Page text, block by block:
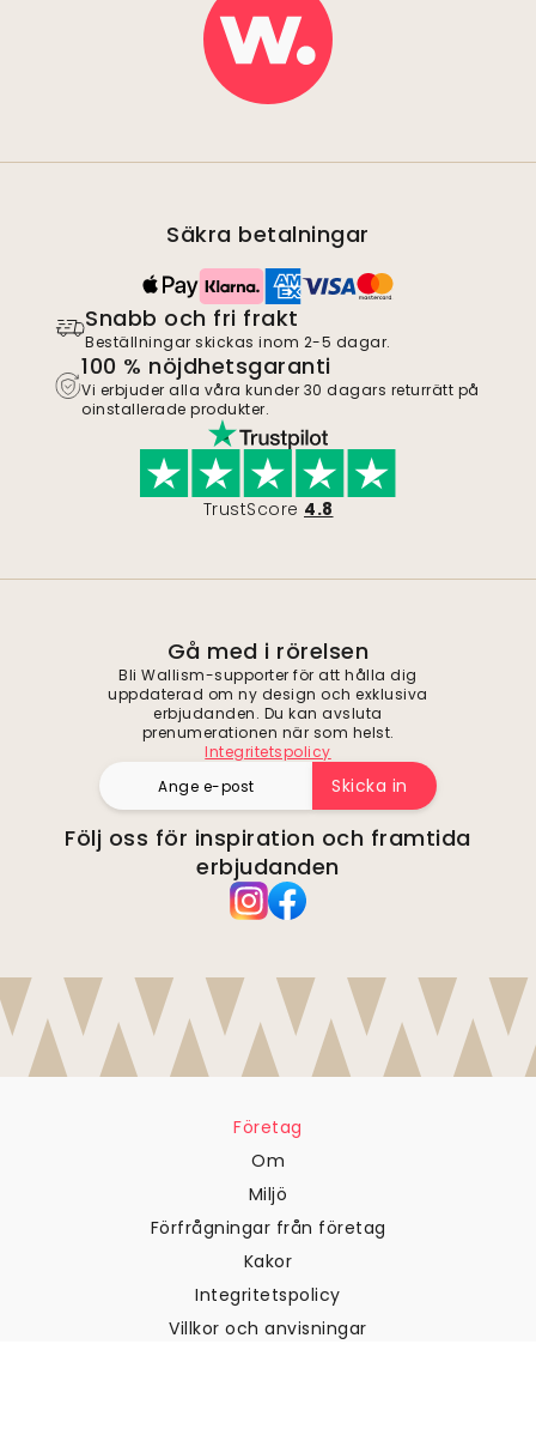
Säkra betalningar
Snabb och fri frakt
Beställningar skickas inom 2-5 dagar.
100 % nöjdhetsgaranti
Vi erbjuder alla våra kunder 30 dagars returrätt på
oinstallerade produkter.
TrustScore 4.8
Gå med i rörelsen
Bli Wallism-supporter för att hålla dig
uppdaterad om ny design och exklusiva
erbjudanden. Du kan avsluta
prenumerationen när som helst.
Integritetspolicy
Skicka in
Följ oss för inspiration och framtida
erbjudanden
Företag
Om
Miljö
Förfrågningar från företag
Kakor
Integritetspolicy
Villkor och anvisningar